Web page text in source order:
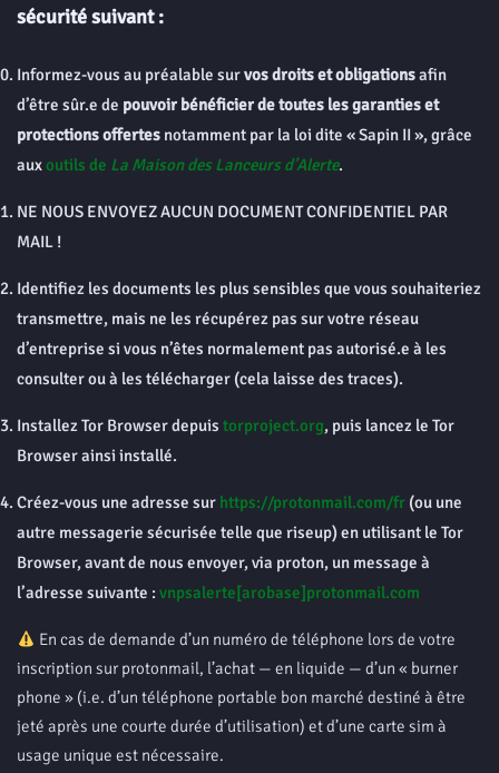
sécurité suivant :
Informez-vous au préalable survos droits et obligationsafin
d’être sûr.e de pouvoir bénéficier de toutes les garanties et
protections offertes notamment par la loi dite « Sapin II », grâce
auxoutils de La Maison des Lanceurs d’Alerte.
NE NOUS ENVOYEZ AUCUN DOCUMENT CONFIDENTIEL PAR
MAIL !
Identifiez les documents les plus sensibles que vous souhaiteriez
transmettre, mais ne les récupérez pas sur votre réseau
d’entreprise si vous n’êtes normalement pas autorisé.e à les
consulter ou à les télécharger (cela laisse des traces).
Installez Tor Browser depuis torproject.org, puis lancez le Tor
Browser ainsi installé.
Créez-vous une adresse sur https://protonmail.com/fr (ou une
autre messagerie sécurisée telle que riseup) en utilisant le Tor
Browser, avant de nous envoyer, via proton, un message à
l’adresse suivante : vnpsalerte[arobase]protonmail.com
En cas de demande d’un numéro de téléphone lors de votre
inscription sur protonmail, l’achat — en liquide — d’un « burner
phone » (i.e. d’un téléphone portable bon marché destiné à être
jeté après une courte durée d’utilisation) et d’une carte sim à
usage unique est nécessaire.